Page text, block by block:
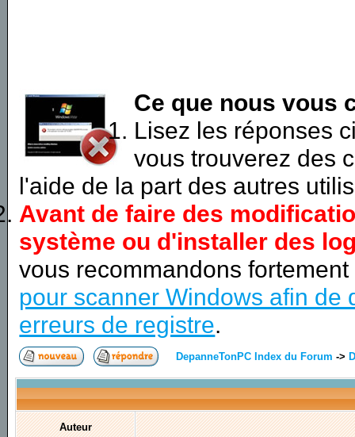
Ce que nous vous
Lisez les réponses
vous trouverez des
l'aide de la part des autres
Avant de faire des
système ou d'installer des
vous recommandons
pour scanner Windows afin de
erreurs de registre.
DepanneTonPC Index du Forum ->
Auteur